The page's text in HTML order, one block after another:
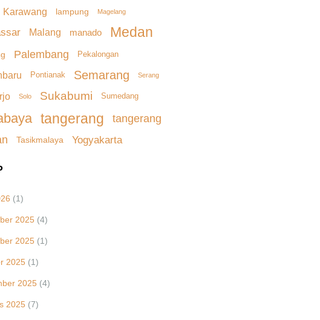
Karawang lampung Magelang
Malang manado Medan
Palembang Pekalongan
Pontianak Semarang Serang
Solo Sukabumi Sumedang
tangerang
tangerang
Tasikmalaya Yogyakarta
(1)
2025 (4)
2025 (1)
2025 (1)
2025 (4)
2025 (7)